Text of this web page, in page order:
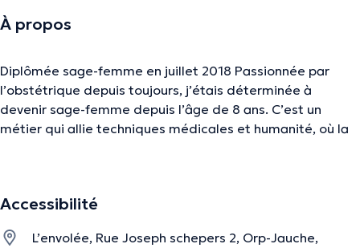
À propos
Diplômée sage-femme en juillet 2018 Passionnée par
l’obstétrique depuis toujours, j’étais déterminée à
devenir sage-femme depuis l’âge de 8 ans. C’est un
métier qui allie techniques médicales et humanité, où la
La description a été éditée par l'équipe de Doctoranytime et se base sur des
Accessibilité
L’envolée, Rue Joseph schepers 2, Orp-Jauche,